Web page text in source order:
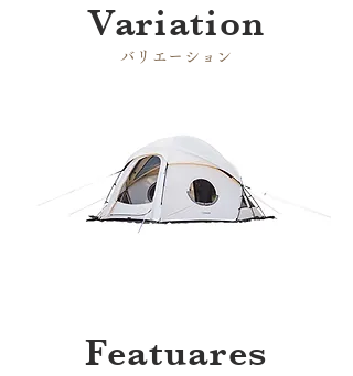
​Variation
​バリエーション
Featuares